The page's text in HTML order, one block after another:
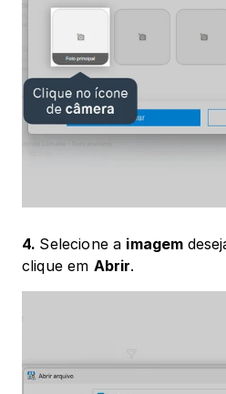
4. Selecione a imagem
clique em Abrir.